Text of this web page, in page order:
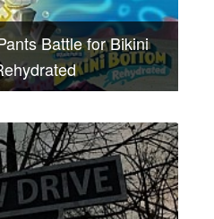
Battle for Bikini